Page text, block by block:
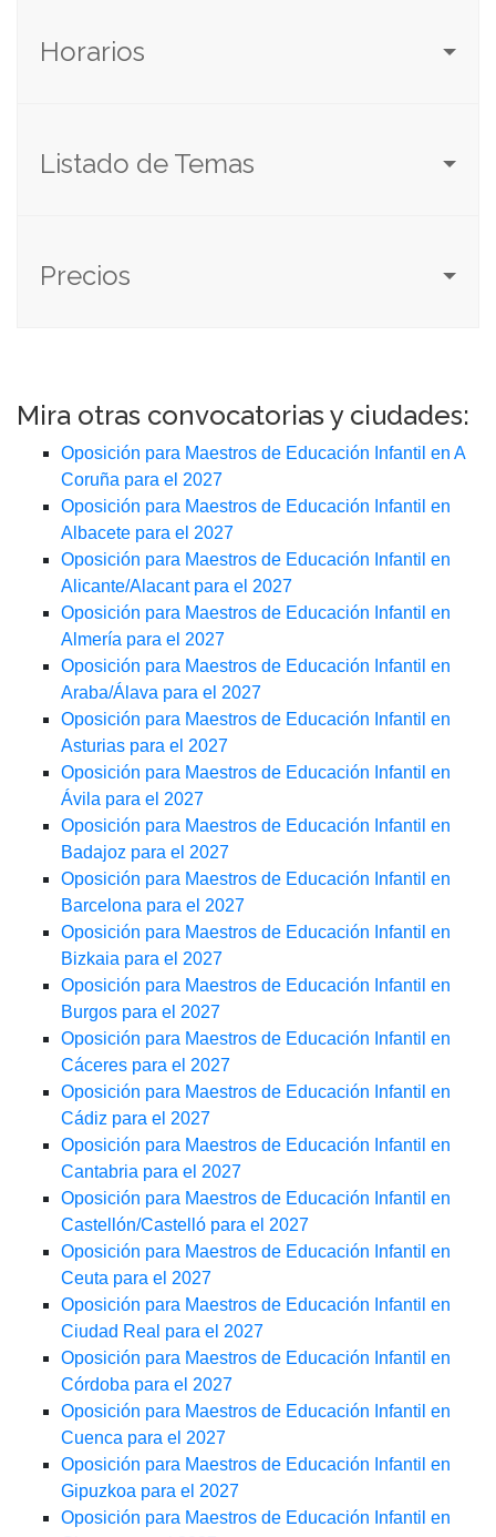
Horarios
Listado de Temas
Precios
Mira otras convocatorias y ciudades:
Oposición para Maestros de Educación Infantil en A
Coruña para el 2027
Oposición para Maestros de Educación Infantil en
Albacete para el 2027
Oposición para Maestros de Educación Infantil en
Alicante/Alacant para el 2027
Oposición para Maestros de Educación Infantil en
Almería para el 2027
Oposición para Maestros de Educación Infantil en
Araba/Álava para el 2027
Oposición para Maestros de Educación Infantil en
Asturias para el 2027
Oposición para Maestros de Educación Infantil en
Ávila para el 2027
Oposición para Maestros de Educación Infantil en
Badajoz para el 2027
Oposición para Maestros de Educación Infantil en
Barcelona para el 2027
Oposición para Maestros de Educación Infantil en
Bizkaia para el 2027
Oposición para Maestros de Educación Infantil en
Burgos para el 2027
Oposición para Maestros de Educación Infantil en
Cáceres para el 2027
Oposición para Maestros de Educación Infantil en
Cádiz para el 2027
Oposición para Maestros de Educación Infantil en
Cantabria para el 2027
Oposición para Maestros de Educación Infantil en
Castellón/Castelló para el 2027
Oposición para Maestros de Educación Infantil en
Ceuta para el 2027
Oposición para Maestros de Educación Infantil en
Ciudad Real para el 2027
Oposición para Maestros de Educación Infantil en
Córdoba para el 2027
Oposición para Maestros de Educación Infantil en
Cuenca para el 2027
Oposición para Maestros de Educación Infantil en
Gipuzkoa para el 2027
Oposición para Maestros de Educación Infantil en